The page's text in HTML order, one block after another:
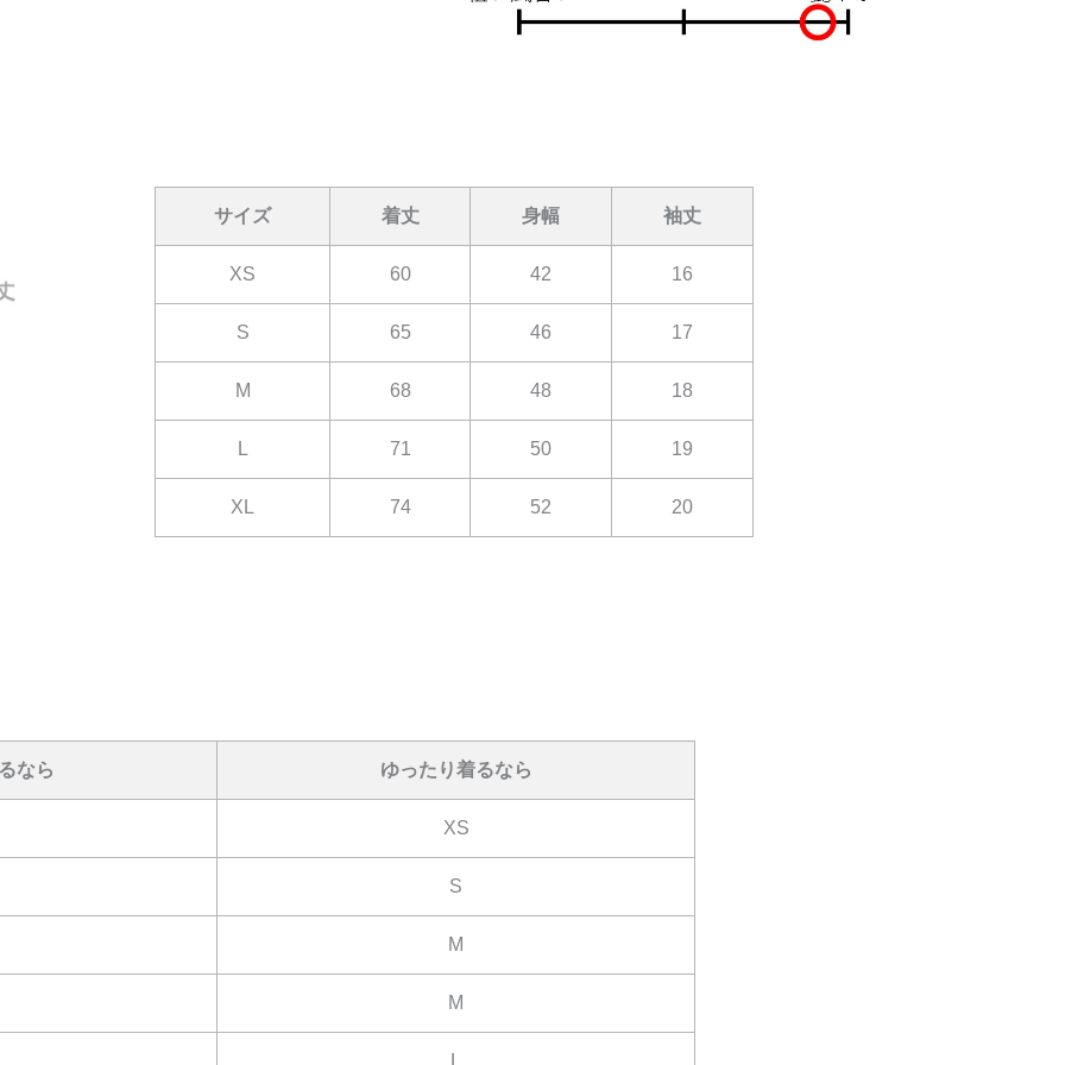
サイズ 着丈 身幅 袖丈
XS 60 42 16
S 65 46 17
M 68 48 18
L 71 50 19
XL 74 52 20
なら ゆったり着るなら
XS
S
M
M